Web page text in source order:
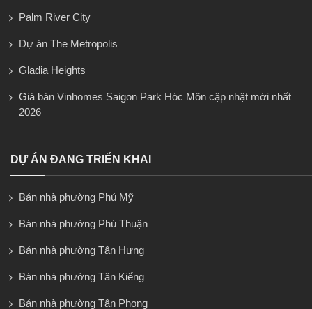
Palm River City
Dự án The Metropolis
Gladia Heights
Giá bán Vinhomes Saigon Park Hóc Môn cập nhật mới nhất
2026
DỰ ÁN ĐANG TRIỂN KHAI
Bán nhà phường Phú Mỹ
Bán nhà phường Phú Thuận
Bán nhà phường Tân Hưng
Bán nhà phường Tân Kiểng
Bán nhà phường Tân Phong